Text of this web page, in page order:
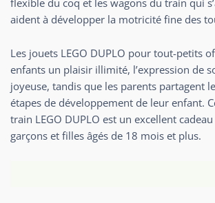
aident à développer la motricité fine des
Les jouets LEGO DUPLO pour tout-petits
enfants un plaisir illimité, l’expression de
joyeuse, tandis que les parents partagent
étapes de développement de leur enfant.
train LEGO DUPLO est un excellent
garçons et filles âgés de 18 mois et plus.